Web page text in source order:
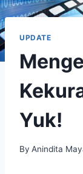
UPDATE
Yuk!
By Anindita